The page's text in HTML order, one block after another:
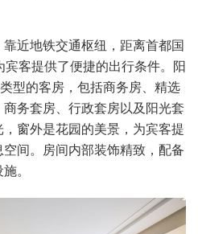
近地铁交通枢纽，距离首都国
客提供了便捷的出行条件。阳
型的客房，包括商务房、精选
务套房、行政套房以及阳光套
窗外是花园的美景，为宾客提
间。房间内部装饰精致，配备
。